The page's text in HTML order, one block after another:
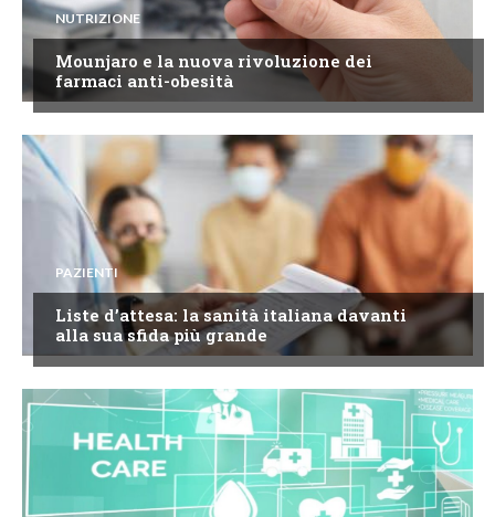
NUTRIZIONE
Mounjaro e la nuova rivoluzione dei
farmaci anti-obesità
PAZIENTI
Liste d’attesa: la sanità italiana davanti
alla sua sfida più grande